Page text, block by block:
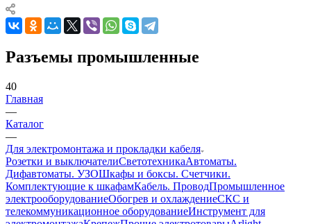
Разъемы промышленные
40
Главная
—
Каталог
—
Для электромонтажа и прокладки кабеля
Розетки и выключателиСветотехникаАвтоматы.
Дифавтоматы. УЗОШкафы и боксы. Счетчики.
Комплектующие к шкафамКабель. ПроводПромышленное
электрооборудованиеОбогрев и охлаждениеСКС и
телекоммуникационное оборудованиеИнструмент для